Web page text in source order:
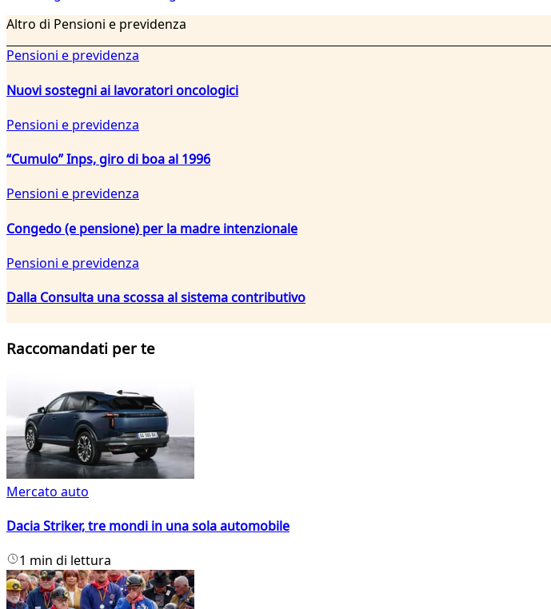
Altro di Pensioni e previdenza
Pensioni e previdenza
Nuovi sostegni ai lavoratori oncologici
Pensioni e previdenza
“Cumulo” Inps, giro di boa al 1996
Pensioni e previdenza
Congedo (e pensione) per la madre intenzionale
Pensioni e previdenza
Dalla Consulta una scossa al sistema contributivo
Raccomandati per te
Mercato auto
Dacia Striker, tre mondi in una sola automobile
1 min di lettura